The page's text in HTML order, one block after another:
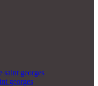
saint georges
georges